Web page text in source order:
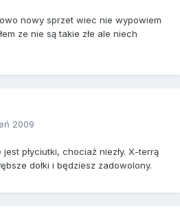
nowy sprzet wiec nie wypowiem
ze nie są takie złe ale niech
2009
płyciutki, chociaż niezły. X-terrą
dołki i będziesz zadowolony.